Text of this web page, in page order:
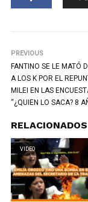
PREVIOUS
FANTINO SE LE MATÓ
A LOS K POR EL
MILEI EN LAS
“¿QUIEN LO SACA? 8
RELACIONADOS
VIDEO